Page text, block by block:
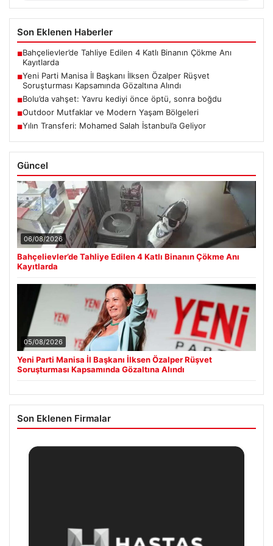
Son Eklenen Haberler
■Bahçelievler’de Tahliye Edilen 4 Katlı Binanın Çökme Anı
Kayıtlarda
■Yeni Parti Manisa İl Başkanı İlksen Özalper Rüşvet
Soruşturması Kapsamında Gözaltına Alındı
■Bolu’da vahşet: Yavru kediyi önce öptü, sonra boğdu
■Outdoor Mutfaklar ve Modern Yaşam Bölgeleri
■Yılın Transferi: Mohamed Salah İstanbul’a Geliyor
Güncel
06/08/2026
Bahçelievler’de Tahliye Edilen 4 Katlı Binanın Çökme Anı
Kayıtlarda
05/08/2026
Yeni Parti Manisa İl Başkanı İlksen Özalper Rüşvet
Soruşturması Kapsamında Gözaltına Alındı
Son Eklenen Firmalar